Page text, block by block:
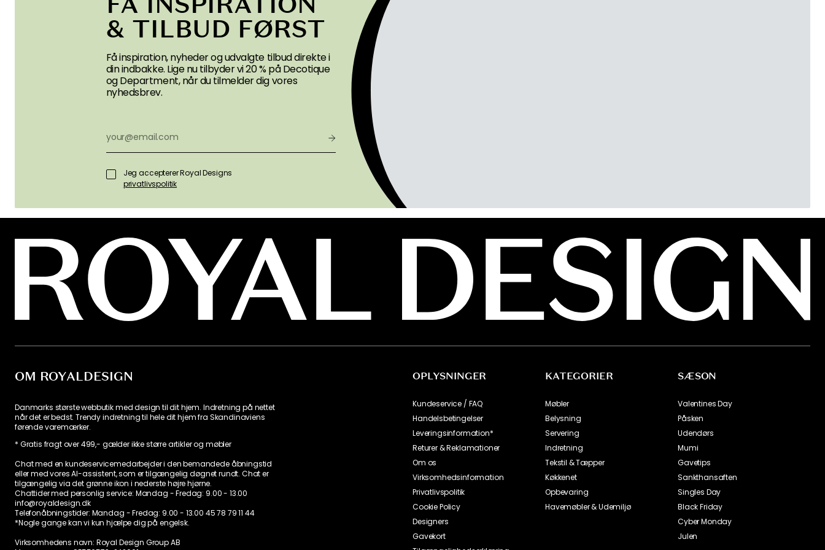
& TILBUD FØRST
Få inspiration, nyheder og udvalgte tilbud direkte i
din indbakke. Lige nu tilbyder vi 20 % på Decotique
og Department, når du tilmelder dig vores
nyhedsbrev.
Jeg accepterer Royal Designs
privatlivspolitik
OM ROYALDESIGN
Danmarks største webbutik med design til dit hjem. Indretning på nettet
når det er bedst. Trendy indretning til hele dit hjem fra Skandinaviens
førende varemærker.
* Gratis fragt over 499,- gælder ikke større artikler og møbler
Chat med en kundeservicemedarbejder i den bemandede åbningstid
eller med vores AI-assistent, som er tilgængelig døgnet rundt. Chat er
tilgængelig via det grønne ikon i nederste højre hjørne.
Chattider med personlig service: Mandag - Fredag: 9.00 - 13.00
info@royaldesign.dk
Telefonåbningstider: Mandag - Fredag: 9.00 - 13.00 45 78 79 11 44
*Nogle gange kan vi kun hjælpe dig på engelsk.
Virksomhedens navn: Royal Design Group AB
OPLYSNINGER
Kundeservice / FAQ
Handelsbetingelser
Leveringsinformation*
Returer & Reklamationer
Om os
Virksomhedsinformation
Privatlivspolitik
Cookie Policy
Designers
Gavekort
KATEGORIER
Møbler
Belysning
Servering
Indretning
Tekstil & Tæpper
Køkkenet
Opbevaring
Havemøbler & Udemiljø
SÆSON
Valentines Day
Påsken
Udendørs
Mumi
Gavetips
Sankthansaften
Singles Day
Black Friday
Cyber Monday
Julen